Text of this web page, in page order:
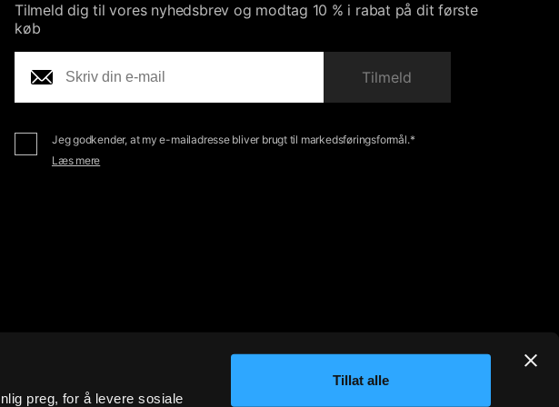
preg, for å levere sosiale
Tillat alle
Tilmeld dig til vores nyhedsbrev og modtag 10 % i rabat på dit første
køb
Tilmeld
Jeg godkender, at my e-mailadresse bliver brugt til markedsføringsformål.*
Læs mere